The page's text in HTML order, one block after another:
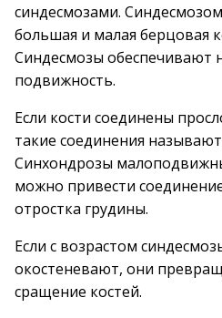
синдесмозами.
большая и малая берцовая
Синдесмозы обеспечивают
подвижность.
Если кости соединены
такие соединения
Синхондрозы
можно привести
отростка грудины.
Если с возрастом
окостеневают, они
сращение костей.